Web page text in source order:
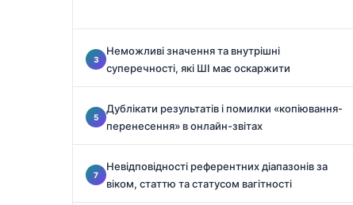
Неможливі значення та внутрішні
суперечності, які ШІ має оскаржити
Дублікати результатів і помилки «копіювання-
перенесення» в онлайн-звітах
Невідповідності референтних діапазонів за
віком, статтю та статусом вагітності